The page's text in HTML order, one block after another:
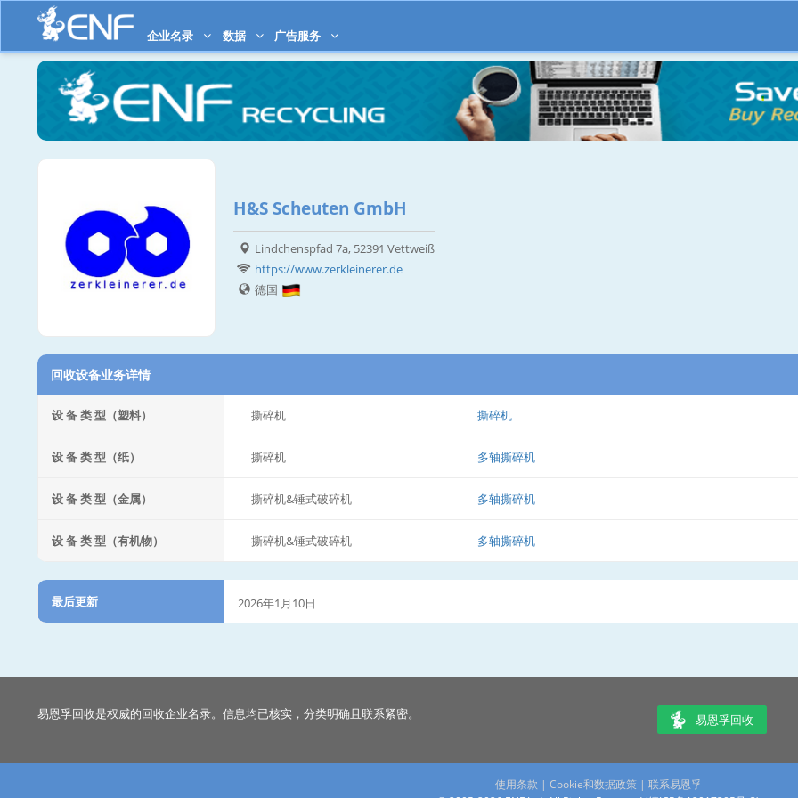
企业名录 数据 广告服务
H&S Scheuten GmbH
Lindchenspfad 7a, 52391 Vettweiß
https://www.zerkleinerer.de
德国
回收设备业务详情
设 备 类 型（塑料） 撕碎机 撕碎机
设 备 类 型（纸） 撕碎机 多轴撕碎机
设 备 类 型（金属） 撕碎机&锤式破碎机 多轴撕碎机
设 备 类 型（有机物） 撕碎机&锤式破碎机 多轴撕碎机
最后更新 2026年1月10日
易恩孚回收是权威的回收企业名录。信息均已核实，分类明确且联系紧密。 易恩孚回收
使用条款 | Cookie和数据政策 | 联系易恩孚